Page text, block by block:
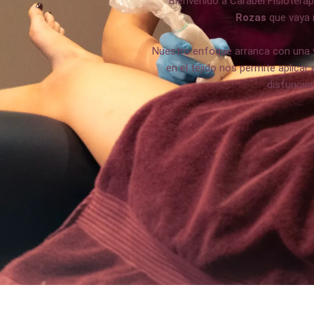
Rozas que
Nuestro enfoque arranca con
en el tejido nos permite